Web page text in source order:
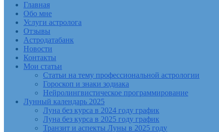
Главная
Обо мне
Услуги астролога
Отзывы
Астродатабанк
Новости
Контакты
Мои статьи
Статьи на тему профессиональной астрологии
Гороскоп и знаки зодиака
Нейролингвистическое программирование
Лунный календарь 2025
Луна без курса в 2024 году график
Луна без курса в 2025 году график
Транзит и аспекты Луны в 2025 году